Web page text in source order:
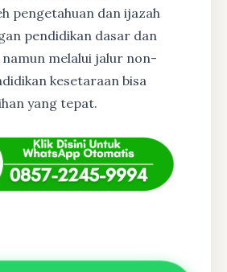
pengetahuan dan ijazah
pendidikan dasar dan
namun melalui jalur non-
kesetaraan bisa
yang tepat.